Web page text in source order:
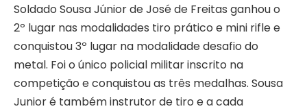
Soldado Sousa Júnior de José de Freitas ganhou o
2º lugar nas modalidades tiro prático e mini rifle e
conquistou 3º lugar na modalidade desafio do
metal. Foi o único policial militar inscrito na
competição e conquistou as três medalhas. Sousa
Junior é também instrutor de tiro e a cada